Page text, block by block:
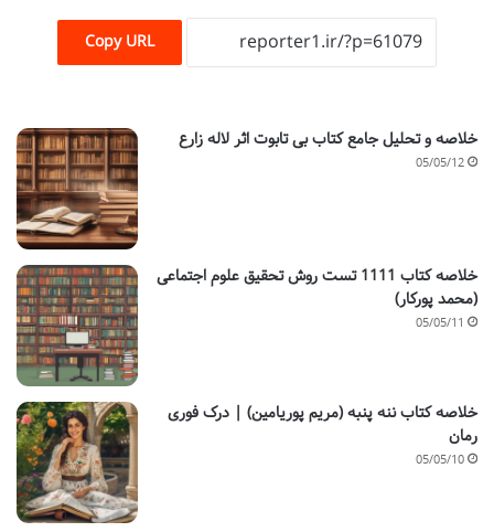
Copy URL
خلاصه و تحلیل جامع کتاب بی تابوت اثر لاله زارع
05/05/12
خلاصه کتاب 1111 تست روش تحقیق علوم اجتماعی
(محمد پورکار)
05/05/11
خلاصه کتاب ننه پنبه (مریم پوریامین) | درک فوری
رمان
05/05/10